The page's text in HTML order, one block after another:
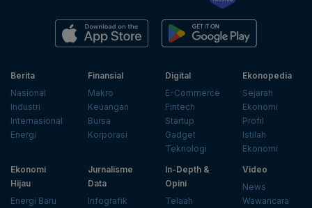
Berita
Nasional
Industri
Internasional
Energi
Finansial
Makro
Keuangan
Bursa
Korporasi
Digital
E-Commerce
Fintech
Startup
Gadget
Teknologi
Ekonopedia
Sejarah
Ekonomi
Profil
Istilah
Ekonomi
Ekonomi
Hijau
Energi Baru
Jurnalisme
Data
Infografik
In-Depth &
Opini
Telaah
Video
News
Wawancara